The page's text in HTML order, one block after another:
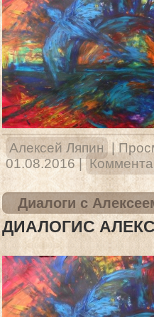
Алексей Ляпин |
01.08.2016 |
Диалоги с
ДИАЛОГИС